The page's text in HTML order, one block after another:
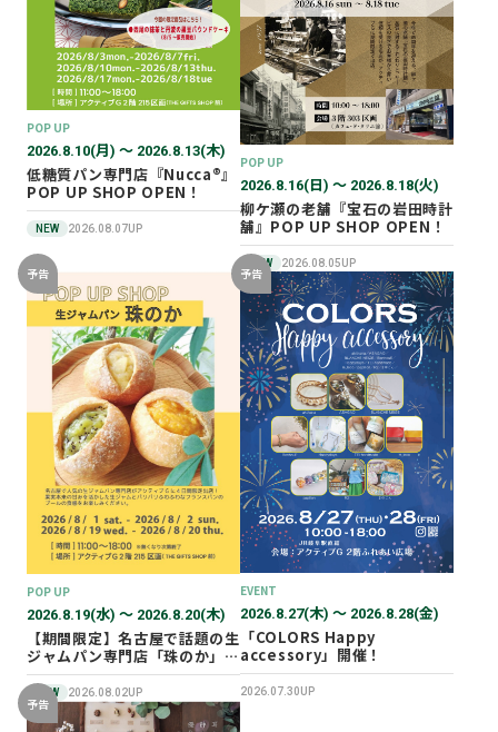
POP UP
2026.8.10(月) 〜 2026.8.13(木)
低糖質パン専門店『Nucca®』
POP UP SHOP OPEN！
NEW 2026.08.07UP
POP UP
2026.8.16(日) 〜 2026.8.18(火)
柳ケ瀬の老舗『宝石の岩田時計
舗』POP UP SHOP OPEN！
NEW 2026.08.05UP
予告
POP UP
2026.8.19(水) 〜 2026.8.20(木)
【期間限定】名古屋で話題の生
ジャムパン専門店「珠のか」
POP UP SHOP
NEW 2026.08.02UP
予告
EVENT
2026.8.27(木) 〜 2026.8.28(金)
「COLORS Happy
accessory」開催！
2026.07.30UP
予告